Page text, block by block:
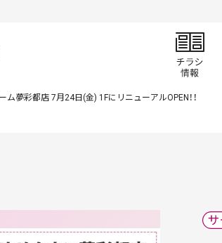
ム夢彩都店 7月24日(金) 1FにリニューアルOPEN！！